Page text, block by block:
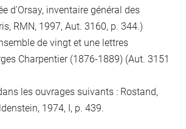
d'Orsay, inventaire général des
RMN, 1997, Aut. 3160, p. 344.)
de vingt et une lettres
Charpentier (1876-1889) (Aut. 3151
les ouvrages suivants : Rostand,
1974, I, p. 439.